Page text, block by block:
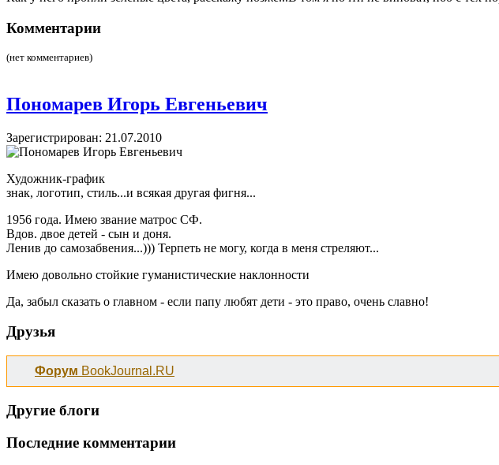
Комментарии
(нет комментариев)
Пономарев Игорь Евгеньевич
Зарегистрирован: 21.07.2010
Художник-график
знак, логотип, стиль...и всякая другая фигня...
1956 года. Имею звание матрос СФ.
Вдов. двое детей - сын и доня.
Ленив до самозабвения...))) Терпеть не могу, когда в меня стреляют...
Имею довольно стойкие гуманистические наклонности
Да, забыл сказать о главном - если папу любят дети - это право, очень славно!
Друзья
Форум BookJournal.RU
Другие блоги
Последние комментарии